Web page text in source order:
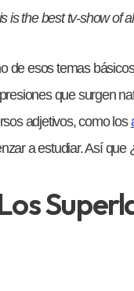
is the best tv-show of
de esos temas
que surgen
adjetivos, como los
a estudiar. Así que